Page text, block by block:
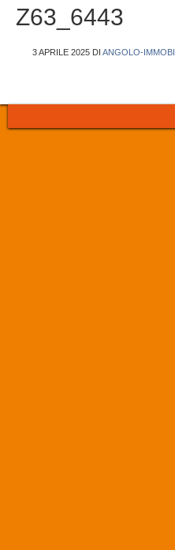
Z63_6443
3 APRILE 2025 DI ANGOLO-